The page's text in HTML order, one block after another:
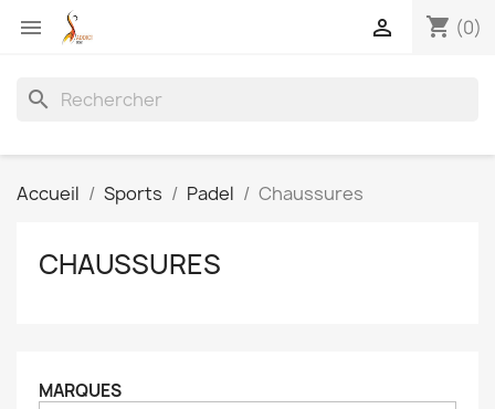
 shopping_cart (0)

search
Accueil Sports Padel Chaussures
CHAUSSURES
MARQUES